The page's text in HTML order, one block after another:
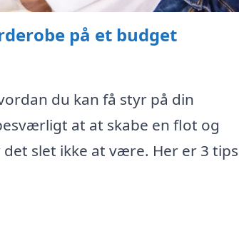
på et budget
du kan få styr på din
at at skabe en flot og
slet ikke at være. Her er 3